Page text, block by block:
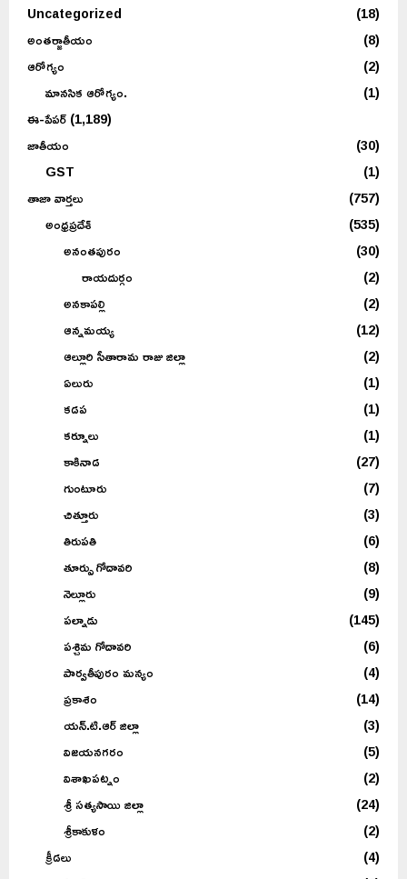
Uncategorized
(18)
అంతర్జాతీయం
(8)
ఆరోగ్యం
(2)
మానసిక ఆరోగ్యం.
(1)
ఈ-పేపర్(1,189)
జాతీయం
(30)
GST
(1)
తాజా వార్తలు
(757)
అంధ్రప్రదేశ్
(535)
అనంతపురం
(30)
రాయదుర్గం
(2)
అనకాపల్లి
(2)
ఆన్నమయ్య
(12)
ఆల్లూరి సీతారామ రాజు జిల్లా
(2)
ఏలురు
(1)
కడప
(1)
కర్నూలు
(1)
కాకినాడ
(27)
గుంటూరు
(7)
చిత్తూరు
(3)
తిరుపతి
(6)
తూర్పు గోదావరి
(8)
నెల్లూరు
(9)
పల్నాడు
(145)
పశ్చిమ గోదావరి
(6)
పార్వతీపురం మన్యం
(4)
ప్రకాశం
(14)
యన్.టి.ఆర్ జిల్లా
(3)
విజయనగరం
(5)
విశాఖపట్నం
(2)
శ్రీ సత్యసాయి జిల్లా
(24)
శ్రీకాకుళం
(2)
క్రీడలు
(4)